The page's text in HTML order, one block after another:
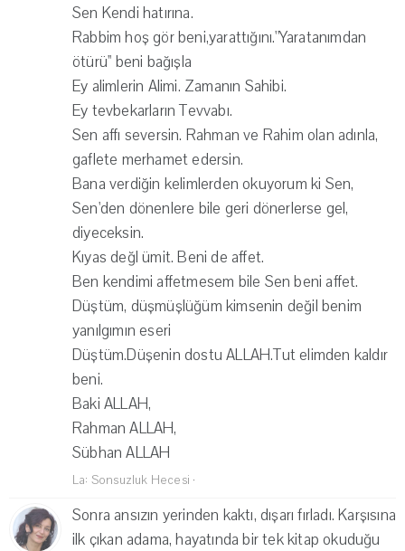
Sen Kendi hatırına.
Rabbim hoş gör beni,yarattığını.''Yaratanımdan
ötürü'' beni bağışla
Ey alimlerin Alimi. Zamanın Sahibi.
Ey tevbekarların Tevvabı.
Sen affı seversin. Rahman ve Rahim olan adınla,
gaflete merhamet edersin.
Bana verdiğin kelimlerden okuyorum ki Sen,
Sen'den dönenlere bile geri dönerlerse gel,
diyeceksin.
Kıyas değl ümit. Beni de affet.
Ben kendimi affetmesem bile Sen beni affet.
Düştüm, düşmüşlüğüm kimsenin değil benim
yanılgımın eseri
Düştüm.Düşenin dostu ALLAH.Tut elimden kaldır
beni.
Baki ALLAH,
Rahman ALLAH,
Sübhan ALLAH
La: Sonsuzluk Hecesi ·
Sonra ansızın yerinden kaktı, dışarı fırladı. Karşısına
ilk çıkan adama, hayatında bir tek kitap okuduğu